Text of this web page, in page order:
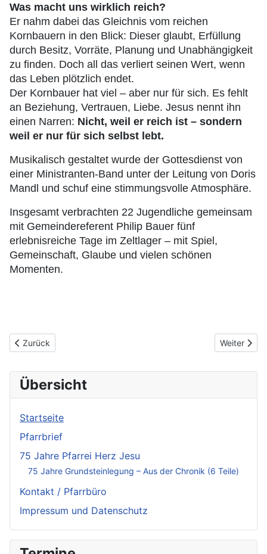
Was macht uns wirklich reich?
Er nahm dabei das Gleichnis vom reichen
Kornbauern in den Blick: Dieser glaubt, Erfüllung
durch Besitz, Vorräte, Planung und Unabhängigkeit
zu finden. Doch all das verliert seinen Wert, wenn
das Leben plötzlich endet.
Der Kornbauer hat viel – aber nur für sich. Es fehlt
an Beziehung, Vertrauen, Liebe. Jesus nennt ihn
einen Narren: Nicht, weil er reich ist – sondern
weil er nur für sich selbst lebt.
Musikalisch gestaltet wurde der Gottesdienst von
einer Ministranten-Band unter der Leitung von Doris
Mandl und schuf eine stimmungsvolle Atmosphäre.
Insgesamt verbrachten 22 Jugendliche gemeinsam
mit Gemeindereferent Philip Bauer fünf
erlebnisreiche Tage im Zeltlager – mit Spiel,
Gemeinschaft, Glaube und vielen schönen
Momenten.
Vorheriger Beitrag: Gedanken zur Kreuzerhöhung
Zurück Nächster
Weiter
Übersicht
Startseite
Pfarrbrief
75 Jahre Pfarrei Herz Jesu
75 Jahre Grundsteinlegung – Aus der Chronik (6 Teile)
Kontakt / Pfarrbüro
Impressum und Datenschutz